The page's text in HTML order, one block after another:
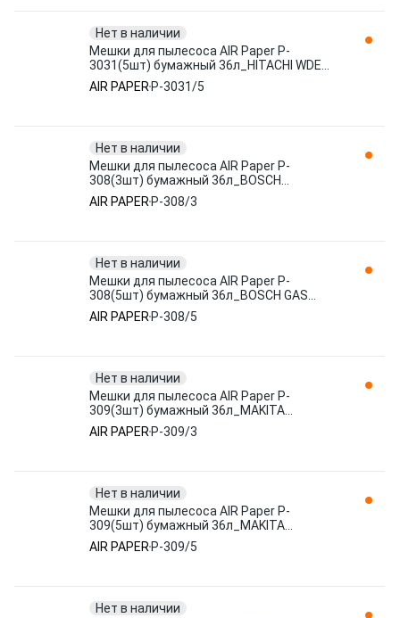
Нет в наличии
Мешки для пылесоса AIR Paper P-
3031(5шт) бумажный 36л_HITACHI WDE
RP,STIHL,КОРВЕТ, PIT, упак.
AIR PAPER P-3031/5
Нет в наличии
Мешки для пылесоса AIR Paper P-
308(3шт) бумажный 36л_BOSCH
GAS25,AEG,FELISATTI,HITACHI,METABO,ИНТЕРС
AIR PAPER P-308/3
Нет в наличии
Мешки для пылесоса AIR Paper P-
308(5шт) бумажный 36л_BOSCH GAS
25,AEG,FELISATTI,HITACHI,METABO,ИНТЕР
AIR PAPER P-308/5
Нет в наличии
Мешки для пылесоса AIR Paper P-
309(3шт) бумажный 36л_MAKITA
440,VC3510,GISOWATT,TECHNO CLEANER,
упак
AIR PAPER P-309/3
Нет в наличии
Мешки для пылесоса AIR Paper P-
309(5шт) бумажный 36л_MAKITA
440,VC3510,GISOWATT,TECHNO CLEANER,
упак
AIR PAPER P-309/5
Нет в наличии